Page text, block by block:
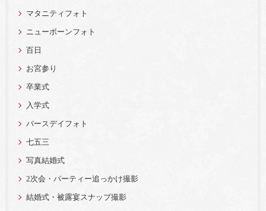
マタニティフォト
ニューボーンフォト
百日
お宮参り
卒業式
入学式
バースデイフォト
七五三
写真結婚式
2次会・パーティー追っかけ撮影
結婚式・被露宴スナップ撮影